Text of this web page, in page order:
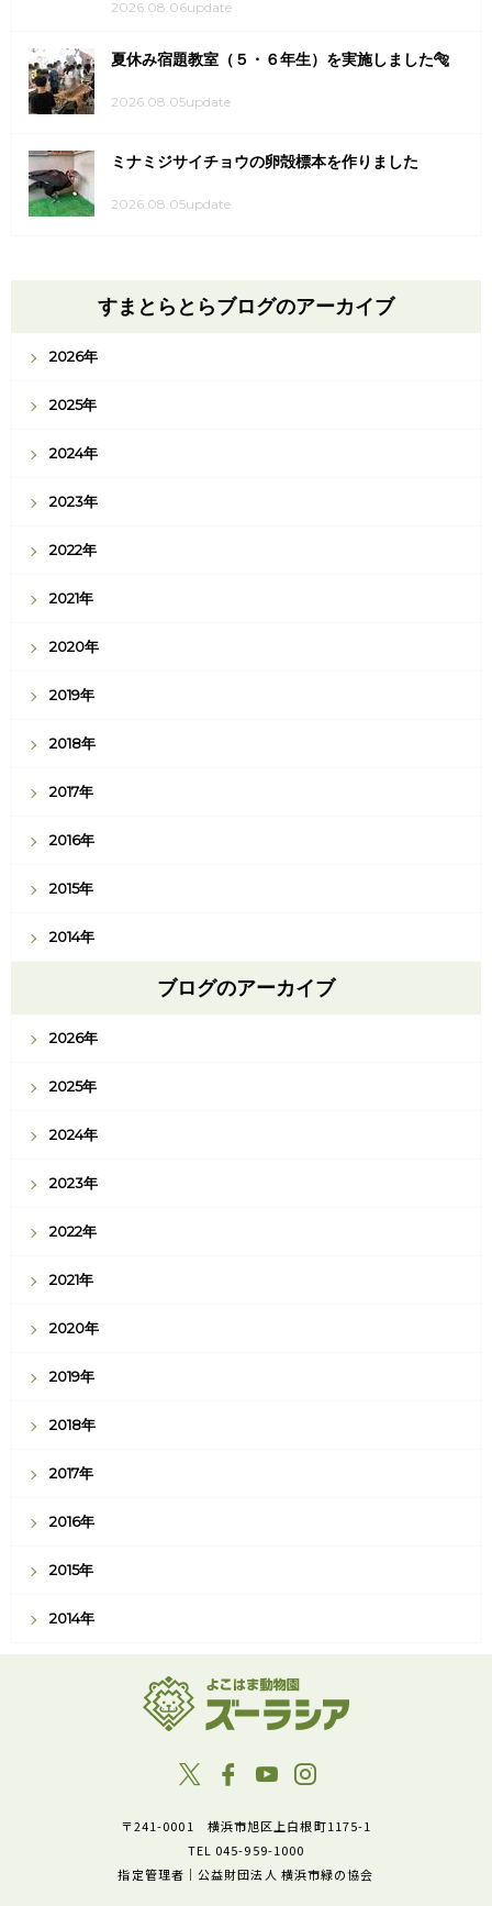
2026.08.06update
夏休み宿題教室（５・６年生）を実施しました🐅
2026.08.05update
ミナミジサイチョウの卵殻標本を作りました
2026.08.05update
すまとらとらブログのアーカイブ
2026年
2025年
2024年
2023年
2022年
2021年
2020年
2019年
2018年
2017年
2016年
2015年
2014年
ブログのアーカイブ
2026年
2025年
2024年
2023年
2022年
2021年
2020年
2019年
2018年
2017年
2016年
2015年
2014年
〒241-0001 横浜市旭区上白根町1175-1
TEL 045-959-1000
指定管理者｜公益財団法人 横浜市緑の協会